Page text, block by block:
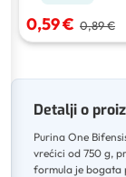
0,59 € 0,89 €
Detalji o
Purina One
vrećici od 750 g,
formula je bogata